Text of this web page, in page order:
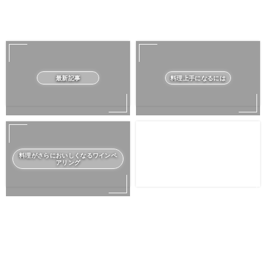
最新記事 料理上手になるには
料理がさらにおいしくなるワインペ
アリング